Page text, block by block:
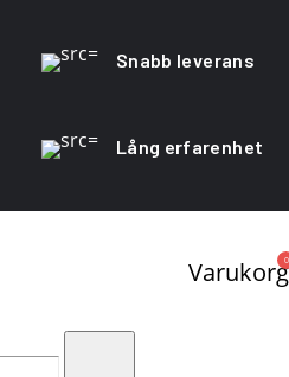
Snabb leverans
Lång erfarenhet
Varukorg
0